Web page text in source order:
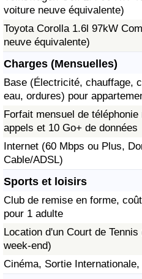
voiture neuve équivalente)
Toyota Corolla 1.6l 97kW
neuve équivalente)
Charges (Mensuelles)
Base (Électricité, chauffage,
eau, ordures) pour
Forfait mensuel de
appels et 10 Go+ de données
Internet (60 Mbps ou Plus,
Cable/ADSL)
Sports et loisirs
Club de remise en forme,
pour 1 adulte
Location d'un Court de
week-end)
Cinéma, Sortie